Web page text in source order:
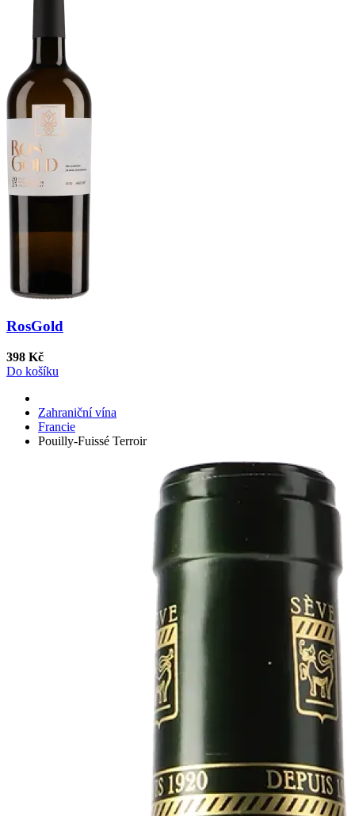
RosGold
398 Kč
Do košíku
Zahraniční vína
Francie
Pouilly-Fuissé Terroir